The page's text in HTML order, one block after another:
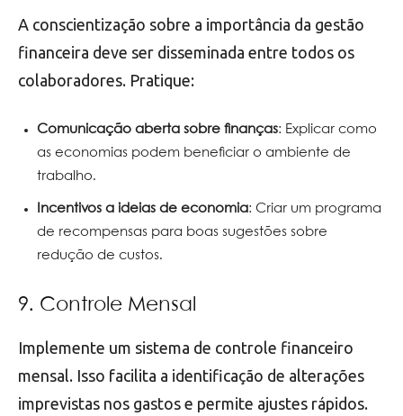
A conscientização sobre a importância da gestão
financeira deve ser disseminada entre todos os
colaboradores. Pratique:
Comunicação aberta sobre finanças: Explicar como
as economias podem beneficiar o ambiente de
trabalho.
Incentivos a ideias de economia: Criar um programa
de recompensas para boas sugestões sobre
redução de custos.
9. Controle Mensal
Implemente um sistema de controle financeiro
mensal. Isso facilita a identificação de alterações
imprevistas nos gastos e permite ajustes rápidos.